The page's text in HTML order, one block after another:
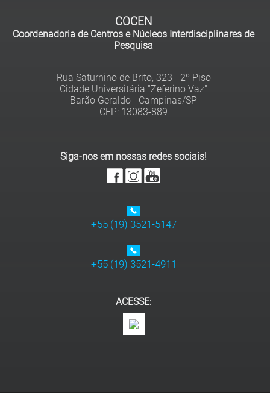
COCEN
Coordenadoria de Centros e Núcleos Interdisciplinares de
Pesquisa
Rua Saturnino de Brito, 323 - 2º Piso
Cidade Universitária "Zeferino Vaz"
Barão Geraldo - Campinas/SP
Siga-nos em nossas redes sociais!
+55 (19) 3521-5147
+55 (19) 3521-4911
ACESSE: